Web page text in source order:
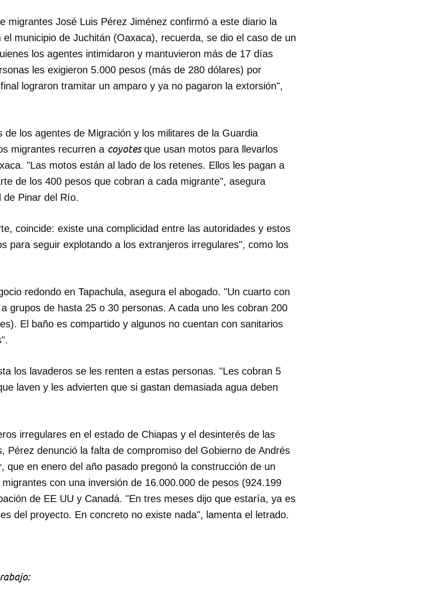
guardar como favorito, primero has de iniciar sesión con tu
14ymedio.
migrantes José Luis Pérez Jiménez confirmó a este diario la
municipio de Juchitán (Oaxaca), recuerda, se dio el caso de un
los agentes intimidaron y mantuvieron más de 17 días
les exigieron 5.000 pesos (más de 280 dólares) por
lograron tramitar un amparo y ya no pagaron la extorsión",
de los agentes de Migración y los militares de la Guardia
migrantes recurren a coyotesque usan motos para llevarlos
"Las motos están al lado de los retenes. Ellos les pagan a
de los 400 pesos que cobran a cada migrante", asegura
de Pinar del Río.
coincide: existe una complicidad entre las autoridades y estos
para seguir explotando a los extranjeros irregulares", como los
redondo en Tapachula, asegura el abogado. "Un cuarto con
grupos de hasta 25 o 30 personas. A cada uno les cobran 200
El baño es compartido y algunos no cuentan con sanitarios
los lavaderos se les renten a estas personas. "Les cobran 5
laven y les advierten que si gastan demasiada agua deben
irregulares en el estado de Chiapas y el desinterés de las
Pérez denunció la falta de compromiso del Gobierno de Andrés
que en enero del año pasado pregonó la construcción de un
con una inversión de 16.000.000 de pesos (924.199
de EE UU y Canadá. "En tres meses dijo que estaría, ya es
del proyecto. En concreto no existe nada", lamenta el letrado.